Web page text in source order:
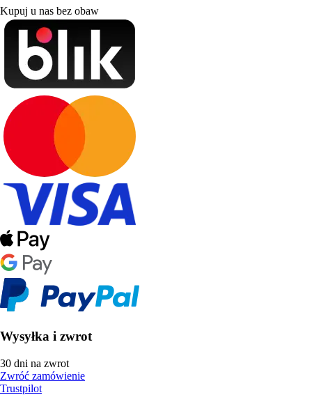
Kupuj u nas bez obaw
Wysyłka i zwrot
30 dni na zwrot
Zwróć zamówienie
Trustpilot